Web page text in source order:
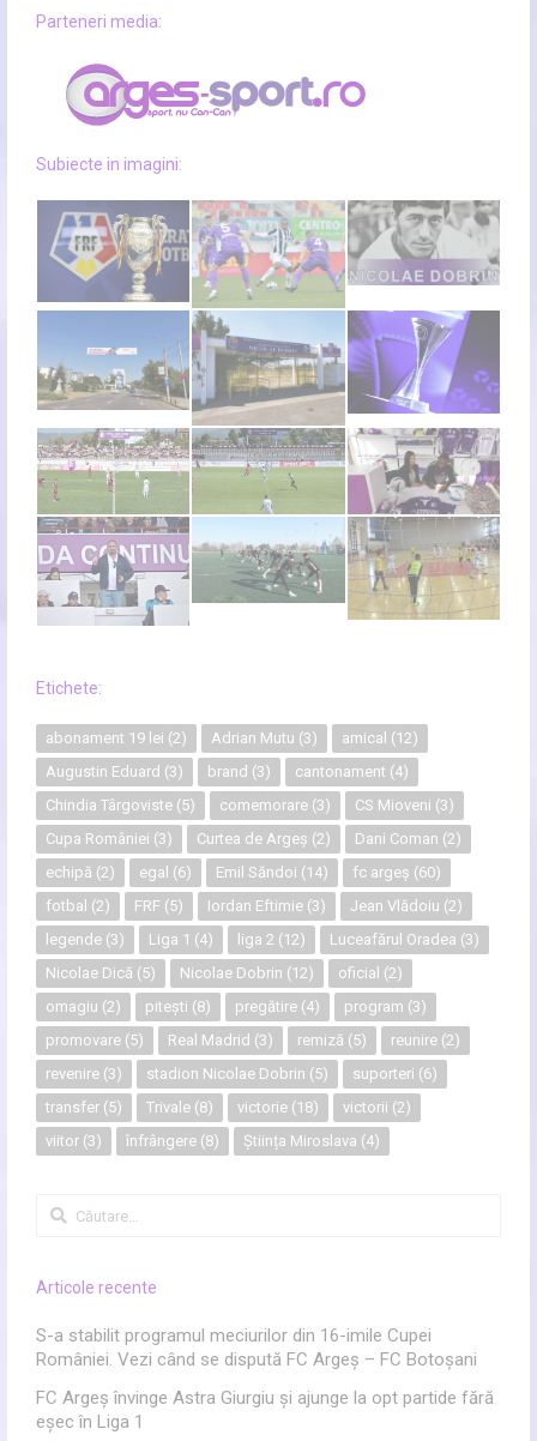
Parteneri media:
Subiecte in imagini:
Etichete:
abonament 19 lei (2) Adrian Mutu (3) amical (12)
Augustin Eduard (3) brand (3) cantonament (4)
Chindia Târgoviste(5) comemorare(3) CS Mioveni (3)
Cupa României (3) Curtea de Argeș (2) Dani Coman (2)
echipă (2) egal (6) Emil Săndoi (14) fc argeș (60)
fotbal (2) FRF(5) Iordan Eftimie(3) Jean Vlădoiu (2)
legende(3) Liga 1 (4) liga 2 (12) Luceafărul Oradea (3)
Nicolae Dică (5) Nicolae Dobrin (12) oficial (2)
omagiu (2) pitești (8) pregătire(4) program (3)
promovare(5) Real Madrid (3) remiză (5) reunire(2)
revenire(3) stadion Nicolae Dobrin (5) suporteri (6)
transfer(5) Trivale(8) victorie(18) victorii (2)
viitor(3) înfrângere(8) Știința Miroslava (4)
Caută
Articole recente
S-a stabilit programul meciurilor din 16-imile Cupei
României. Vezi când se dispută FC Argeș – FC Botoșani
FC Argeș învinge Astra Giurgiu și ajunge la opt partide fără
eșec în Liga 1